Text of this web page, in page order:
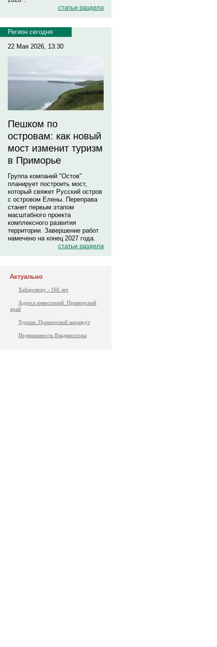
статьи раздела
Регион сегодня
22 Мая 2026, 13:30
Пешком по
островам: как новый
мост изменит туризм
в Приморье
Группа компаний "Остов"
планирует построить мост,
который свяжет Русский остров
с островом Елены. Переправа
станет первым этапом
масштабного проекта
комплексного развития
территории. Завершение работ
намечено на конец 2027 года.
статьи раздела
Актуально
Хабаровску - 160 лет
Адреса инвестиций. Приморский
край
Туризм: Приморский маршрут
Недвижимость Владивостока